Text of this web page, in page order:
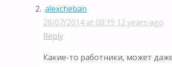
alexcheban
28/07/2014 at 08:19 12 years ago
Reply
Какие-то работники, может